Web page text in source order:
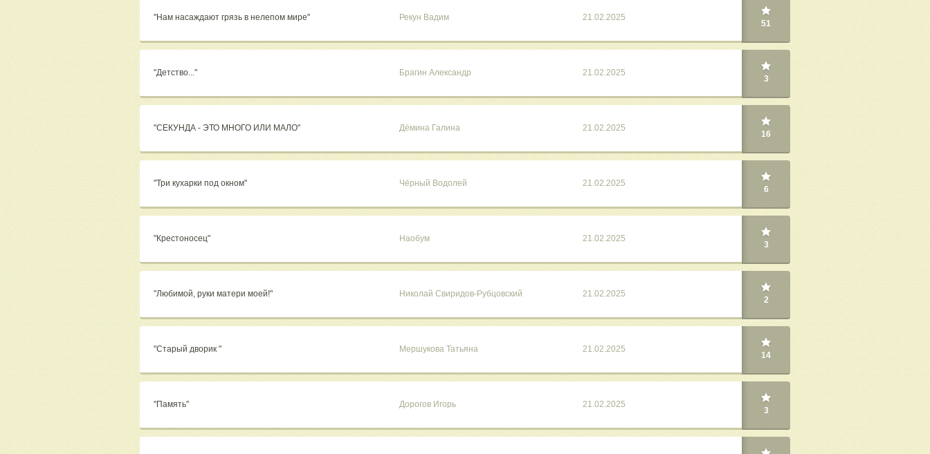
"Нам насаждают грязь в нелепом мире" Рекун Вадим 21.02.2025
51
"Детство..." Брагин Александр 21.02.2025
3
"СЕКУНДА - ЭТО МНОГО ИЛИ МАЛО" Дёмина Галина 21.02.2025
16
"Три кухарки под окном" Чёрный Водолей 21.02.2025
6
"Крестоносец" Наобум 21.02.2025
3
"Любимой, руки матери моей!" Николай Свиридов-Рубцовский 21.02.2025
2
"Старый дворик " Мершукова Татьяна 21.02.2025
14
"Память" Дорогов Игорь 21.02.2025
3